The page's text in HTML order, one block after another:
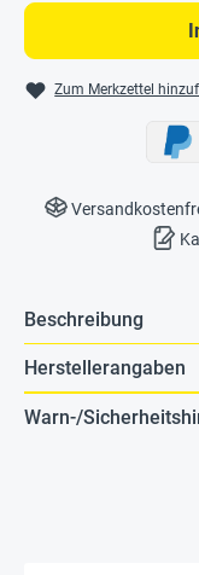
Zum Merkzettel
Beschreibung
Herstellerangaben
Warn-/